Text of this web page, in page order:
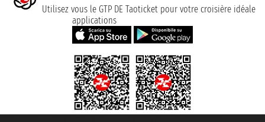
Utilisez vous le GTP DE Taoticket pour votre croisière idéale
applications